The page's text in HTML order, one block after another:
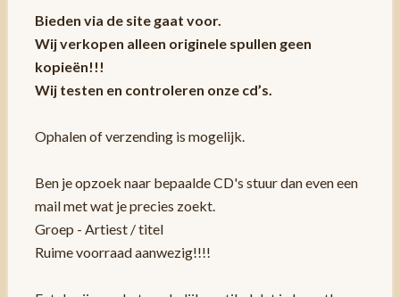
Bieden via de site gaat voor.
Wij verkopen alleen originele spullen geen
kopieën!!!
Wij testen en controleren onze cd’s.
Ophalen of verzending is mogelijk.
Ben je opzoek naar bepaalde CD's stuur dan even een
mail met wat je precies zoekt.
Groep - Artiest / titel
Ruime voorraad aanwezig!!!!